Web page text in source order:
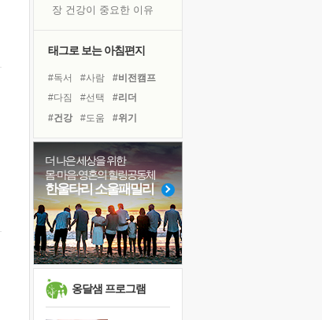
장 건강이 중요한 이유
흙이 된 몸으로 출근하는 여자
꿈이 실제가 되는 것
'말 타는 법'을 먼저
졸업식 사진을 보며
아픈 아버지를 위한 공간 설계
극심한 변비, 어깨결림, 수면 장애
슬럼프
보고 싶은 어머니
못된 꼰대들
태그로 보는 아침편지
#독서 #사람
#비전캠프
#다짐
#선택
#리더
#건강
#도움
#위기
#경험
#유튜브
#나눔
#힐링
#링컨학교
#아이들
#삶
#친구
#극복
#명상
#희망
#계획
#독서캠프
더 나은 세상을 위한
몸·마음·영혼의 힐링공동체
한울타리 소울패밀리
옹달샘 프로그램